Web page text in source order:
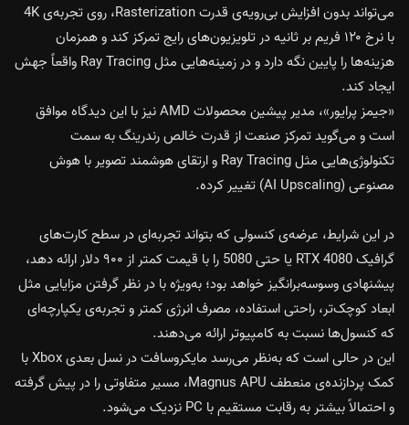
می‌تواند بدون افزایش بی‌رویه‌ی قدرت Rasterization، روی تجربه‌ی 4K
با نرخ ۱۲۰ فریم بر ثانیه در تلویزیون‌های رایج تمرکز کند و همزمان
هزینه‌ها را پایین نگه دارد و در زمینه‌هایی مثل Ray Tracing واقعاً جهش
ایجاد کند.
«جیمز پرایور»، مدیر پیشین محصولات AMD نیز با این دیدگاه موافق
است و می‌گوید تمرکز صنعت از قدرت خالص رندرینگ به سمت
تکنولوژی‌هایی مثل Ray Tracing و ارتقای هوشمند تصویر با هوش
مصنوعی (AI Upscaling) تغییر کرده.
در این شرایط، عرضه‌ی کنسولی که بتواند تجربه‌ای در سطح کارت‌های
گرافیک RTX 4080 یا حتی 5080 را با قیمت کمتر از ۹۰۰ دلار ارائه دهد،
پیشنهادی وسوسه‌برانگیز خواهد بود؛ به‌ویژه با در نظر گرفتن مزایایی مثل
ابعاد کوچک‌تر، راحتی استفاده، مصرف انرژی کمتر و تجربه‌ی یکپارچه‌ای
که کنسول‌ها نسبت به کامپیوتر ارائه می‌دهند.
این در حالی است که به‌نظر می‌رسد مایکروسافت در نسل بعدی Xbox با
کمک پردازنده‌ی منعطف Magnus APU، مسیر متفاوتی را در پیش گرفته
و احتمالاً بیشتر به رقابت مستقیم با PC نزدیک می‌شود.